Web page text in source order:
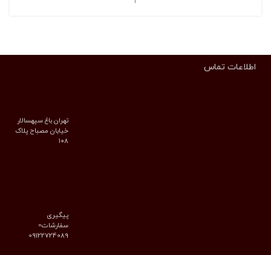
اطلاعات تماس
تهران باغ سپهسالار
خیابان مصباح پلاک
۱۰۸
پیگیری
سفارشات=
09122724089